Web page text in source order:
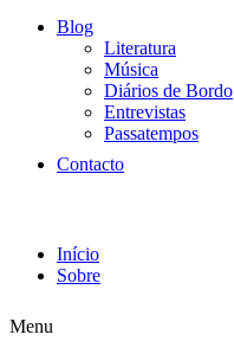
Blog
Literatura
Música
Diários de Bordo
Entrevistas
Passatempos
Contacto
Início
Sobre
Menu